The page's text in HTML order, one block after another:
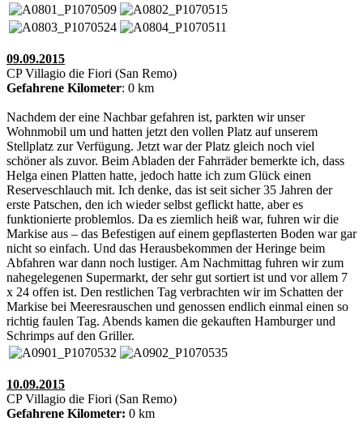
09.09.2015
CP Villagio die Fiori (San Remo)
Gefahrene Kilometer: 0 km
Nachdem der eine Nachbar gefahren ist, parkten wir unser
Wohnmobil um und hatten jetzt den vollen Platz auf unserem
Stellplatz zur Verfügung. Jetzt war der Platz gleich noch viel
schöner als zuvor. Beim Abladen der Fahrräder bemerkte ich, dass
Helga einen Platten hatte, jedoch hatte ich zum Glück einen
Reserveschlauch mit. Ich denke, das ist seit sicher 35 Jahren der
erste Patschen, den ich wieder selbst geflickt hatte, aber es
funktionierte problemlos. Da es ziemlich heiß war, fuhren wir die
Markise aus – das Befestigen auf einem gepflasterten Boden war gar
nicht so einfach. Und das Herausbekommen der Heringe beim
Abfahren war dann noch lustiger. Am Nachmittag fuhren wir zum
nahegelegenen Supermarkt, der sehr gut sortiert ist und vor allem 7
x 24 offen ist. Den restlichen Tag verbrachten wir im Schatten der
Markise bei Meeresrauschen und genossen endlich einmal einen so
richtig faulen Tag. Abends kamen die gekauften Hamburger und
Schrimps auf den Griller.
10.09.2015
CP Villagio die Fiori (San Remo)
Gefahrene Kilometer: 0 km